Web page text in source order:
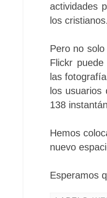
actividades
los
Pero no
Flickr
las
los
138
Hemos
nuevo
Esperamos